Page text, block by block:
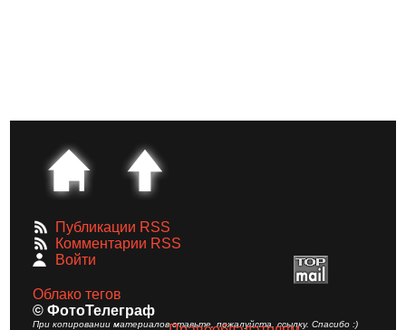
Публикации RSS
Комментарии RSS
Войти
Облако тегов
© ФотоТелеграф
При копировании материалов ставьте, пожалуйста, ссылку. Спасибо :)